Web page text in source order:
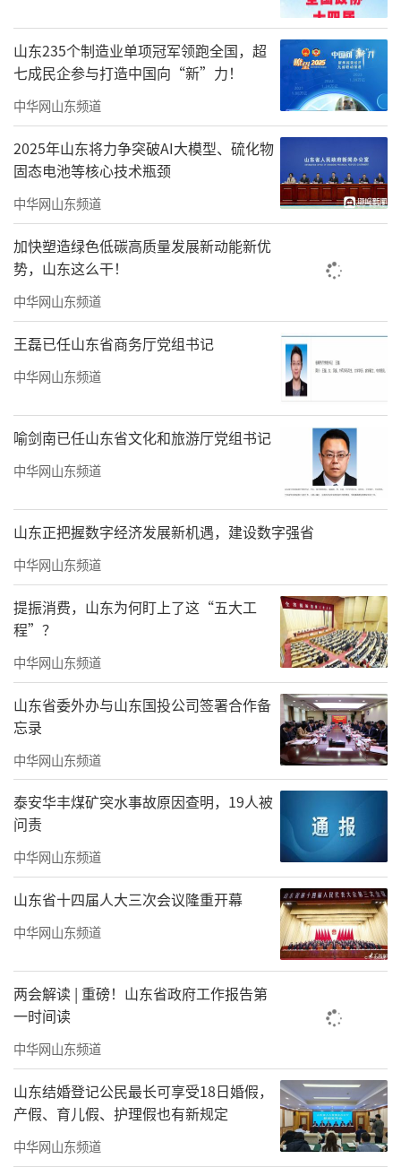
山东235个制造业单项冠军领跑全国，超
七成民企参与打造中国向“新”力！
中华网山东频道
2025年山东将力争突破AI大模型、硫化物
固态电池等核心技术瓶颈
中华网山东频道
加快塑造绿色低碳高质量发展新动能新优
势，山东这么干！
中华网山东频道
王磊已任山东省商务厅党组书记
中华网山东频道
喻剑南已任山东省文化和旅游厅党组书记
中华网山东频道
山东正把握数字经济发展新机遇，建设数字强省
中华网山东频道
提振消费，山东为何盯上了这“五大工
程”？
中华网山东频道
山东省委外办与山东国投公司签署合作备
忘录
中华网山东频道
泰安华丰煤矿突水事故原因查明，19人被
问责
中华网山东频道
山东省十四届人大三次会议隆重开幕
中华网山东频道
两会解读 | 重磅！山东省政府工作报告第
一时间读
中华网山东频道
山东结婚登记公民最长可享受18日婚假，
产假、育儿假、护理假也有新规定
中华网山东频道